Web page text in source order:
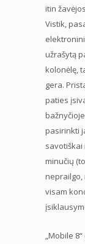
itin
Vistik,
užrašytą
kolonėlę,
gera.
paties
pasirinkti
savotiškai
minučių
neprailgo,
visam
„Mobile